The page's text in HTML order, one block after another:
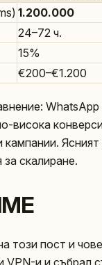
1.200.000
24–72 ч.
15%
€200–€1.200
висока
кампании.
скалиране.
този пост и
VPN-и и събрал